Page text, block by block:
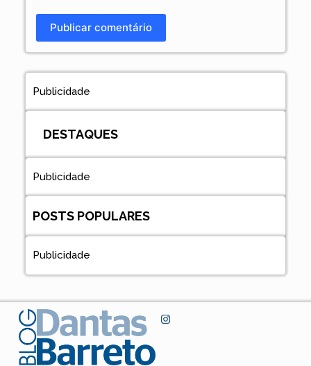
Publicar comentário
Publicidade
DESTAQUES
Publicidade
POSTS POPULARES
Publicidade